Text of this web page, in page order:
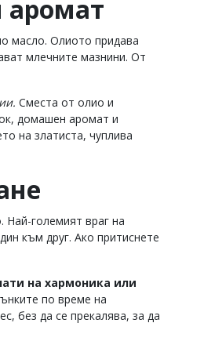
аромат
масло. Олиото придава
млечните мазнини. От
Сместа от олио и
домашен аромат и
на златиста, чуплива
Най-големият враг на
към друг. Ако притиснете
на хармоника или
по време на
без да се прекалява, за да